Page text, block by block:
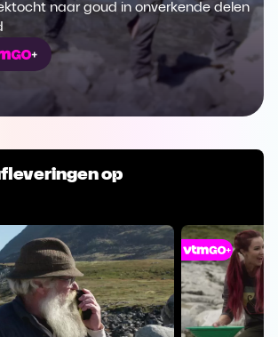
naar goud in onverkende delen
op